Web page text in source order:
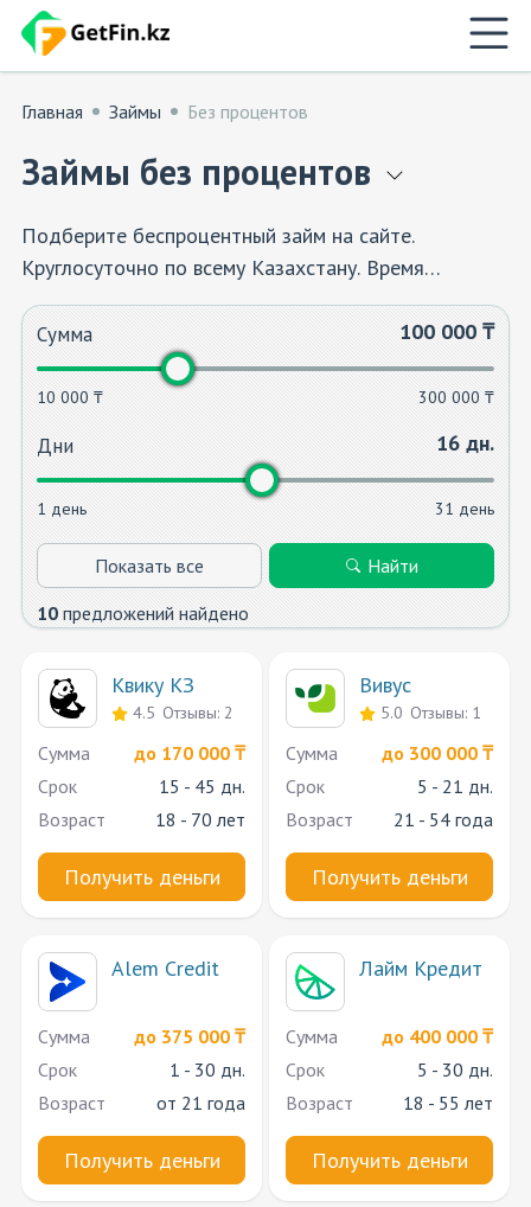
Главная Займы Без процентов
Займы без процентов
Подберите беспроцентный займ на сайте.
Круглосуточно по всему Казахстану. Время
оформления от 5 минут на сайте компании.
Средства моментально поступают на вашу карту
без дополнительных комиссий.
Сумма 100 000 ₸
10 000 ₸ 300 000 ₸
Дни 16 дн.
1 день 31 день
Показать все
Найти
10 предложений найдено
Квику КЗ
4.5 Отзывы: 2
Сумма
до 170 000 ₸
Срок
15 - 45 дн.
Возраст
18 - 70 лет
Получить деньги
Вивус
5.0 Отзывы: 1
Сумма
до 300 000 ₸
Срок
5 - 21 дн.
Возраст
21 - 54 года
Получить деньги
Alem Credit
Сумма
до 375 000 ₸
Срок
1 - 30 дн.
Возраст
от 21 года
Получить деньги
Лайм Кредит
Сумма
до 400 000 ₸
Срок
5 - 30 дн.
Возраст
18 - 55 лет
Получить деньги